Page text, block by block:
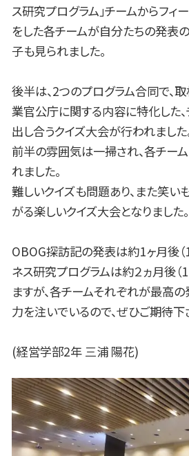
ス研究プログラム」チームからフィ
をした各チームが自分たちの発表
子も見られました。
後半は、2つのプログラム合同で、
業官公庁に関する内容に特化した
出し合うクイズ大会が行われました
前半の雰囲気は一掃され、各チー
れました。
難しいクイズも問題あり、また笑い
がる楽しいクイズ大会となりました。
OBOG探訪記の発表は約1ヶ月後（
ネス研究プログラムは約２ヵ月後（
ますが、各チームそれぞれが最高
力を注いでいるので、ぜひご期待下
(経営学部2年 三浦 陽花)